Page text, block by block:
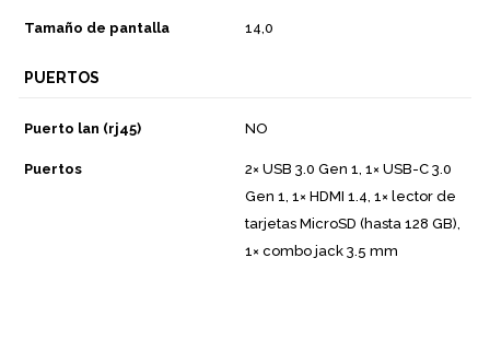
Tamaño de pantalla 14,0
PUERTOS
Puerto lan (rj45) NO
Puertos
2× USB 3.0 Gen 1, 1× USB-C 3.0
Gen 1, 1× HDMI 1.4, 1× lector de
tarjetas MicroSD (hasta 128 GB),
1× combo jack 3.5 mm